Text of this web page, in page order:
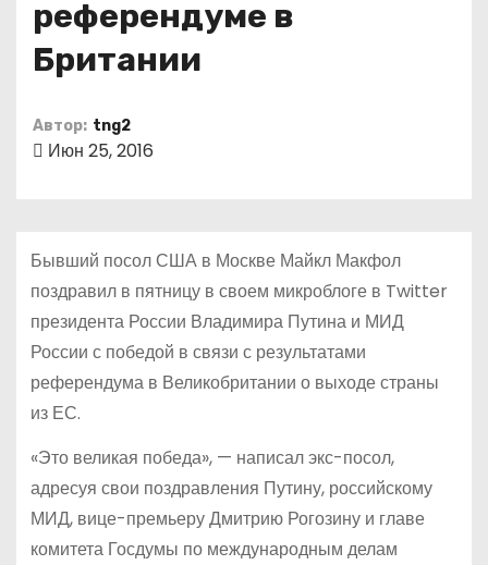
референдуме в
Британии
Автор: tng2
Июн 25, 2016
Бывший посол США в Москве Майкл Макфол
поздравил в пятницу в своем микроблоге в Twitter
президента России Владимира Путина и МИД
России с победой в связи с результатами
референдума в Великобритании о выходе страны
из ЕС.
«Это великая победа», — написал экс-посол,
адресуя свои поздравления Путину, российскому
МИД, вице-премьеру Дмитрию Рогозину и главе
комитета Госдумы по международным делам